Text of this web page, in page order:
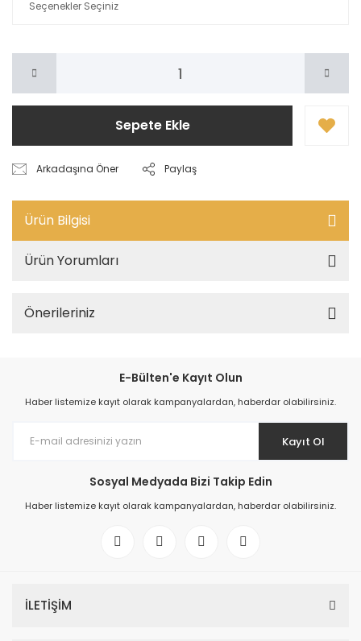
Sepete Ekle
Arkadaşına Öner Paylaş
Ürün Bilgisi
Ürün Yorumları
Önerileriniz
E-Bülten'e Kayıt Olun
Haber listemize kayıt olarak kampanyalardan, haberdar olabilirsiniz.
Kayıt Ol
Sosyal Medyada Bizi Takip Edin
Haber listemize kayıt olarak kampanyalardan, haberdar olabilirsiniz.
İLETİŞİM